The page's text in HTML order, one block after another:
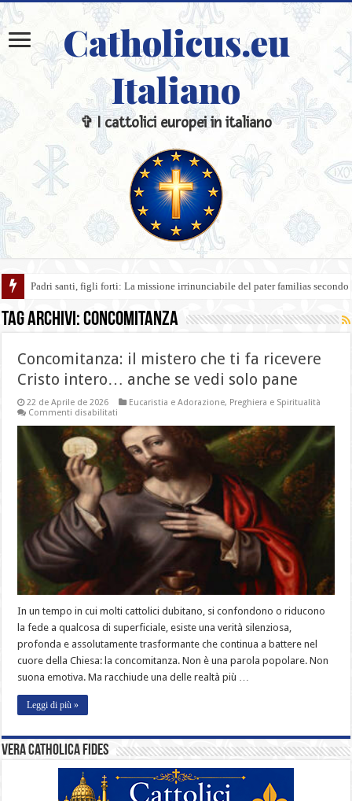
Catholicus.eu
Italiano
✞ I cattolici europei in italiano
Padri santi, figli forti: La missione irrinunciabile del pater familias secondo
Tag Archivi:Concomitanza
Concomitanza: il mistero che ti fa ricevere
Cristo intero… anche se vedi solo pane
22 de Aprile de 2026 Eucaristia e Adorazione, Preghiera e Spiritualità
Commenti disabilitati
il
mistero
che
fa
ricevere
Cristo
intero…
anche
In un tempo in cui molti cattolici dubitano, si confondono o riducono
la fede a qualcosa di superficiale, esiste una verità silenziosa,
profonda e assolutamente trasformante che continua a battere nel
cuore della Chiesa: la concomitanza. Non è una parola popolare. Non
suona emotiva. Ma racchiude una delle realtà più …
Leggi di più »
Vera catholica fides